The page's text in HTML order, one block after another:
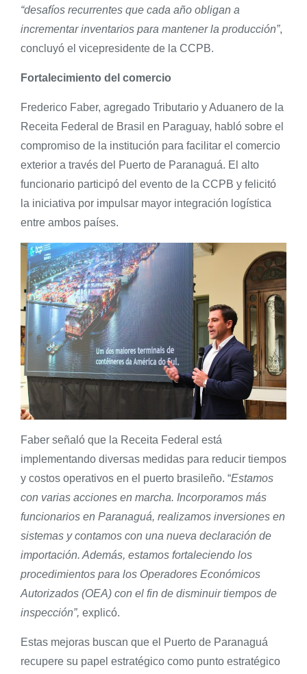
“desafíos recurrentes que cada año obligan a
incrementar inventarios para mantener la producción”,
concluyó el vicepresidente de la CCPB.
Fortalecimiento del comercio
Frederico Faber, agregado Tributario y Aduanero de la
Receita Federal de Brasil en Paraguay, habló sobre el
compromiso de la institución para facilitar el comercio
exterior a través del Puerto de Paranaguá. El alto
funcionario participó del evento de la CCPB y felicitó
la iniciativa por impulsar mayor integración logística
entre ambos países.
Faber señaló que la Receita Federal está
implementando diversas medidas para reducir tiempos
y costos operativos en el puerto brasileño. “Estamos
con varias acciones en marcha. Incorporamos más
funcionarios en Paranaguá, realizamos inversiones en
sistemas y contamos con una nueva declaración de
importación. Además, estamos fortaleciendo los
procedimientos para los Operadores Económicos
Autorizados (OEA) con el fin de disminuir tiempos de
inspección”, explicó.
Estas mejoras buscan que el Puerto de Paranaguá
recupere su papel estratégico como punto estratégico